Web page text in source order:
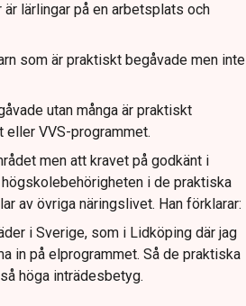
lärlingar på en arbetsplats och
som är praktiskt begåvade men inte
utan många är praktiskt
eller VVS-programmet.
men att kravet på godkänt i
i de praktiska
av övriga näringslivet. Han förklarar:
i Sverige, som i Lidköping där jag
in på elprogrammet. Så de praktiska
höga inträdesbetyg.